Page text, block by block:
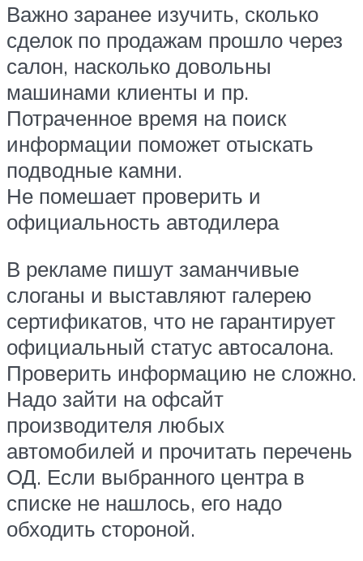
Важно заранее изучить, сколько
сделок по продажам прошло через
салон, насколько довольны
машинами клиенты и пр.
Потраченное время на поиск
информации поможет отыскать
подводные камни.
Не помешает проверить и
официальность автодилера
В рекламе пишут заманчивые
слоганы и выставляют галерею
сертификатов, что не гарантирует
официальный статус автосалона.
Проверить информацию не сложно.
Надо зайти на офсайт
производителя любых
автомобилей и прочитать перечень
ОД. Если выбранного центра в
списке не нашлось, его надо
обходить стороной.